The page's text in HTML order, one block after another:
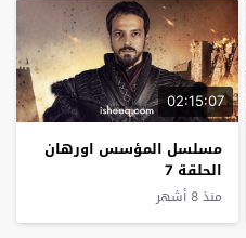
02:15:07
مسلسل المؤسس اورهان
الحلقة 7
منذ 8 أشهر